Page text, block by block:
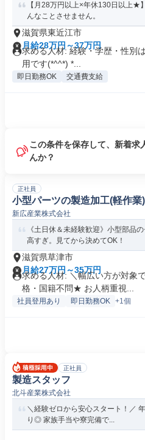
【月28万円以上×年休130日以上★
んなことさせません。
滋賀県東近江市
月給28万円～37万円
求める人材: 経験・学歴・性別
用です(*^^*) *...
即日勤務OK 交通費支給
この条件を保存して、新着求
んか？
正社員
小型パーツの製造加工(軽作業)
新広産業株式会社
《土日休＆未経験歓迎》小型部品
高すぎ。見てから決めてOK！
滋賀県草津市
月給27万円～35万円
求める人材: ＼幅広い方が対象
格・国籍不問★ お人柄重視...
社員登用あり 即日勤務OK +1個
正社員
製造スタッフ
北斗産業株式会社
＼経験ゼロから安心スタート！／
り◎ 家族手当や寮完備で...